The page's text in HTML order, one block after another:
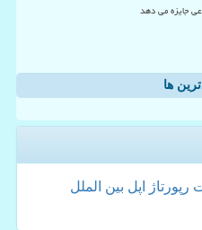
جایزه می دهد
ها
رپورتاژ اپل بین الملل